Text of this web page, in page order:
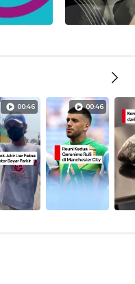
00:46 00:46